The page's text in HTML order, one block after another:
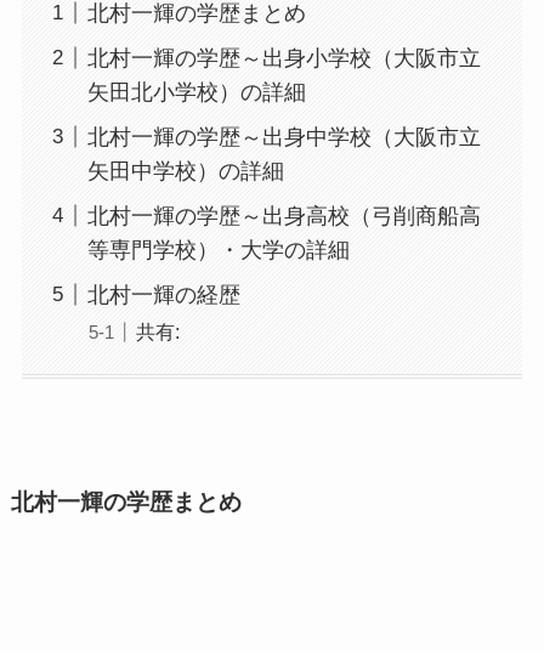
北村一輝の学歴まとめ
北村一輝の学歴～出身小学校（大阪市立
矢田北小学校）の詳細
北村一輝の学歴～出身中学校（大阪市立
矢田中学校）の詳細
北村一輝の学歴～出身高校（弓削商船高
等専門学校）・大学の詳細
北村一輝の経歴
共有:
北村一輝の学歴まとめ